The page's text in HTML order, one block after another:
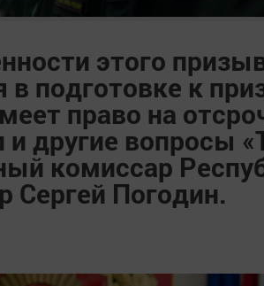
этого
подготовке к
право на
и другие вопросы
комиссар
Сергей Погодин.